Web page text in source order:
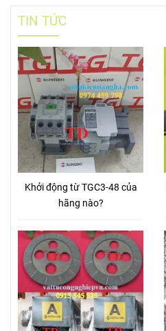
TIN TỨC
Khởi động từ TGC3-48 của
hãng nào?